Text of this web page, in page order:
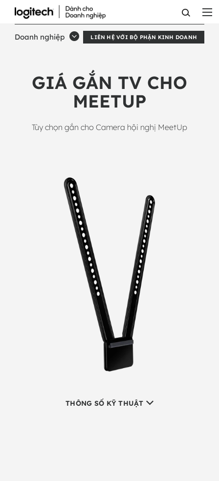
GIÁ
GẮN
LOGITECH
Doanh nghiệp LIÊN HỆ VỚI BỘ PHẬN KINH DOANH
GIÁ GẮN TV CHO
MEETUP
Tùy chọn gắn cho Camera hội nghị MeetUp
THÔNG SỐ KỸ THUẬT